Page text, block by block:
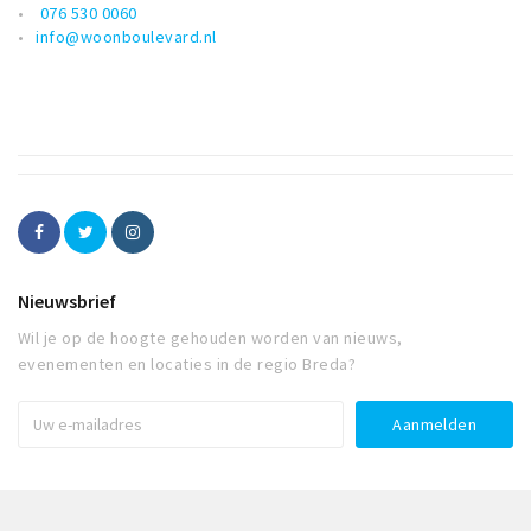
076 530 0060
info@woonboulevard.nl
Nieuwsbrief
Wil je op de hoogte gehouden worden van nieuws,
evenementen en locaties in de regio Breda?